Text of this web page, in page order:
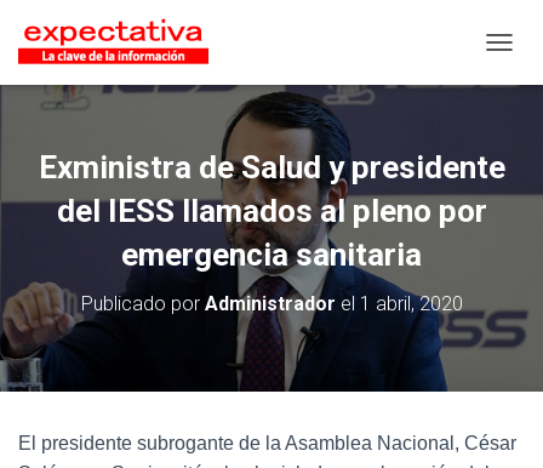
Exministra de Salud y presidente
del IESS llamados al pleno por
emergencia sanitaria
Publicado por Administrador el 1 abril, 2020
El presidente subrogante de la Asamblea Nacional, César